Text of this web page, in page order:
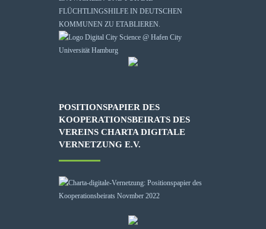
FLÜCHTLINGSHILFE IN DEUTSCHEN
KOMMUNEN ZU ETABLIEREN.
POSITIONSPAPIER DES
KOOPERATIONSBEIRATS DES
VEREINS CHARTA DIGITALE
VERNETZUNG E.V.